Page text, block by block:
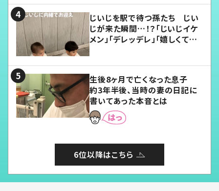
じいじを駅で待つ孫たち じい
じが来た瞬間…！？「じいじイケ
メン」「デレッデレ」「嬉しくて可
生後8ヶ月で亡くなった息子
約3年半後、当時の妻の日記に
書いてあった本音とは
6位以降はこちら